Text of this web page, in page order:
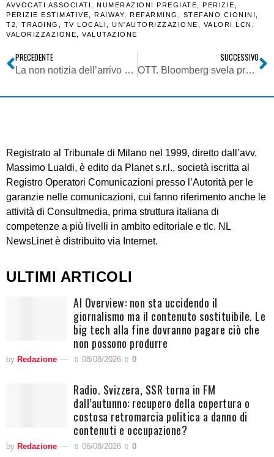
AVVOCATI ASSOCIATI
NUMERAZIONI PREGIATE PERIZIE
PERIZIE ESTIMATIVE
RAIWAY REFARMING STEFANO CIONINI
T2
TRADING TV LOCALI UN'AUTORIZZAZIONE VALORI LCN
VALORIZZAZIONE
VALUTAZIONE
PRECEDENTE
La non notizia dell’arrivo di YouTube podcast
SUCCESSIVO
OTT. Bloomberg svela prezzi e limitazioni dei piani di abbonamento Netflix supportati da pubblicità: si ipotizza un risparmio di circa il 50%
Registrato al Tribunale di Milano nel 1999, diretto dall’avv.
Massimo Lualdi, è edito da Planet s.r.l., società iscritta al
Registro Operatori Comunicazioni presso l’Autorità per le
garanzie nelle comunicazioni, cui fanno riferimento anche le
attività di Consultmedia, prima struttura italiana di
competenze a più livelli in ambito editoriale e tlc. NL
NewsLinet è distribuito via Internet.
ULTIMI ARTICOLI
AI Overview: non sta uccidendo il
giornalismo ma il contenuto sostituibile. Le
big tech alla fine dovranno pagare ciò che
non possono produrre
by Redazione 08/08/2026 0
Radio. Svizzera, SSR torna in FM
dall’autunno: recupero della copertura o
costosa retromarcia politica a danno di
contenuti e occupazione?
by Redazione 06/08/2026 0